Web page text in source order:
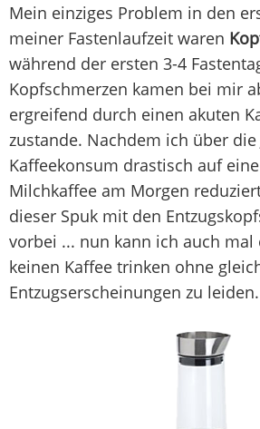
Mein einziges Problem in den
meiner Fastenlaufzeit waren
während der ersten 3-4
Kopfschmerzen kamen bei mir
ergreifend durch einen akuten
zustande. Nachdem ich über die
Kaffeekonsum drastisch auf
Milchkaffee am Morgen
dieser Spuk mit den
vorbei ... nun kann ich auch mal
keinen Kaffee trinken ohne
Entzugserscheinungen zu leiden.